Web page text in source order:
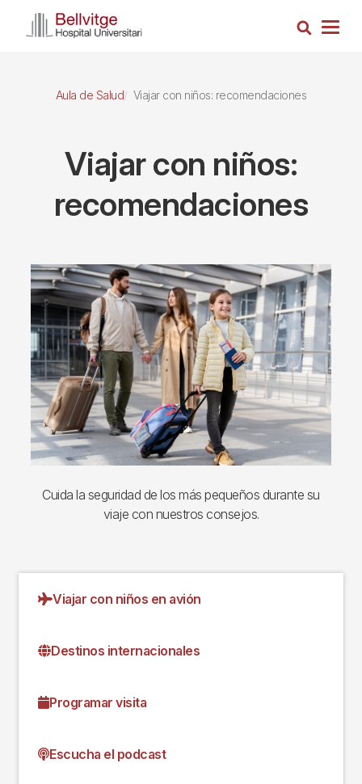
Busca
Aula de Salud Viajar con niños: recomendaciones
Viajar con niños:
recomendaciones
Imagen
Cuida la seguridad de los más pequeños durante su
viaje con nuestros consejos.
Viajar con niños en avión
Destinos internacionales
Programar visita
Escucha el podcast